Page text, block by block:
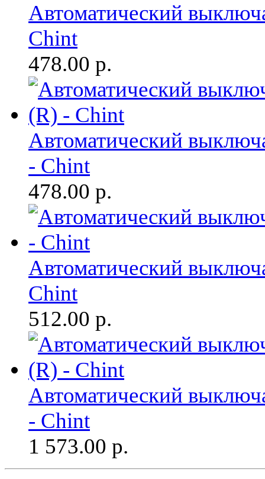
Автоматический
Chint
478.00 р.
Автоматический
- Chint
478.00 р.
Автоматический
Chint
512.00 р.
Автоматический
- Chint
1 573.00 р.